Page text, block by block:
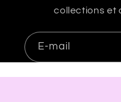
collections et
E-mail